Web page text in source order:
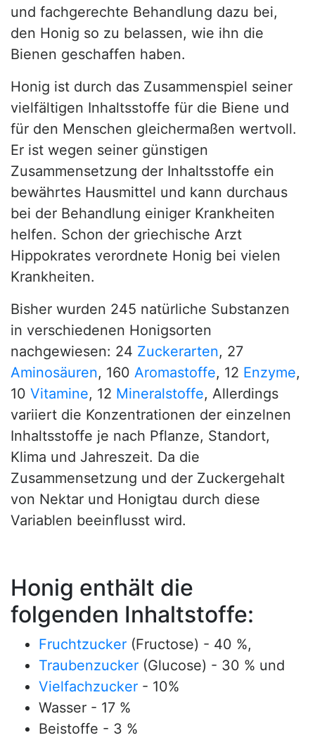
und fachgerechte Behandlung dazu bei,
den Honig so zu belassen, wie ihn die
Bienen geschaffen haben.
Honig ist durch das Zusammenspiel seiner
vielfältigen Inhaltsstoffe für die Biene und
für den Menschen gleichermaßen wertvoll.
Er ist wegen seiner günstigen
Zusammensetzung der Inhaltsstoffe ein
bewährtes Hausmittel und kann durchaus
bei der Behandlung einiger Krankheiten
helfen. Schon der griechische Arzt
Hippokrates verordnete Honig bei vielen
Krankheiten.
Bisher wurden 245 natürliche Substanzen
in verschiedenen Honigsorten
nachgewiesen: 24 Zuckerarten, 27
Aminosäuren, 160 Aromastoffe, 12 Enzyme,
10 Vitamine, 12 Mineralstoffe, Allerdings
variiert die Konzentrationen der einzelnen
Inhaltsstoffe je nach Pflanze, Standort,
Klima und Jahreszeit. Da die
Zusammensetzung und der Zuckergehalt
von Nektar und Honigtau durch diese
Variablen beeinflusst wird.
Honig enthält die
folgenden Inhaltstoffe:
Fruchtzucker (Fructose) - 40 %,
Traubenzucker (Glucose) - 30 % und
Vielfachzucker - 10%
Wasser - 17 %
Beistoffe - 3 %